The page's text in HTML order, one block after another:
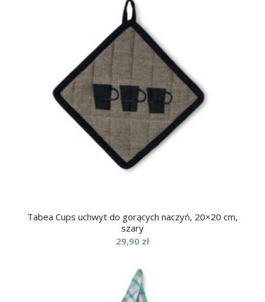
Tabea Cups uchwyt do gorących naczyń, 20×20 cm,
szary
29,90 zł